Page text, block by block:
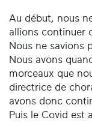
Au début, nous
allions continuer
Nous ne savions
Nous avons
morceaux que
directrice de
avons donc
Puis le Covid est